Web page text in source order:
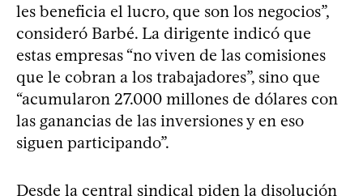
les beneficia el lucro, que son los negocios”,
consideró Barbé. La dirigente indicó que
estas empresas “no viven de las comisiones
que le cobran a los trabajadores”, sino que
“acumularon 27.000 millones de dólares con
las ganancias de las inversiones y en eso
siguen participando”.
Desde la central sindical piden la disolución